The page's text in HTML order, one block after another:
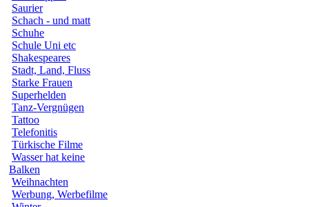
Saurier
Schach - und matt
Schuhe
Schule Uni etc
Shakespeares
Stadt, Land, Fluss
Starke Frauen
Superhelden
Tanz-Vergnügen
Tattoo
Telefonitis
Türkische Filme
Wasser hat keine
Balken
Weihnachten
Werbung, Werbefilme